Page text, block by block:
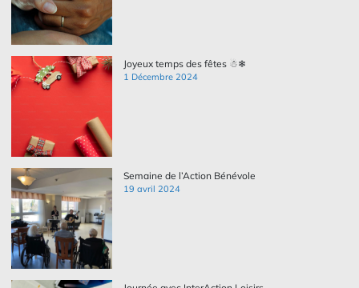
Joyeux temps des fêtes ☃❄
1 Décembre 2024
Semaine de l’Action Bénévole
19 avril 2024